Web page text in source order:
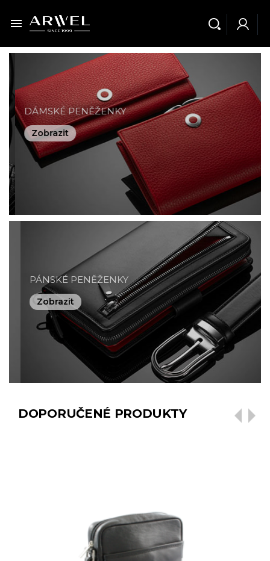

DÁMSKÉ PENĚŽENKY
Zobrazit
PÁNSKÉ PENĚŽENKY
Zobrazit
DOPORUČENÉ PRODUKTY